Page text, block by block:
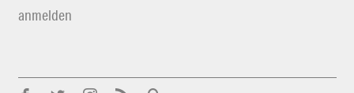
anmelden